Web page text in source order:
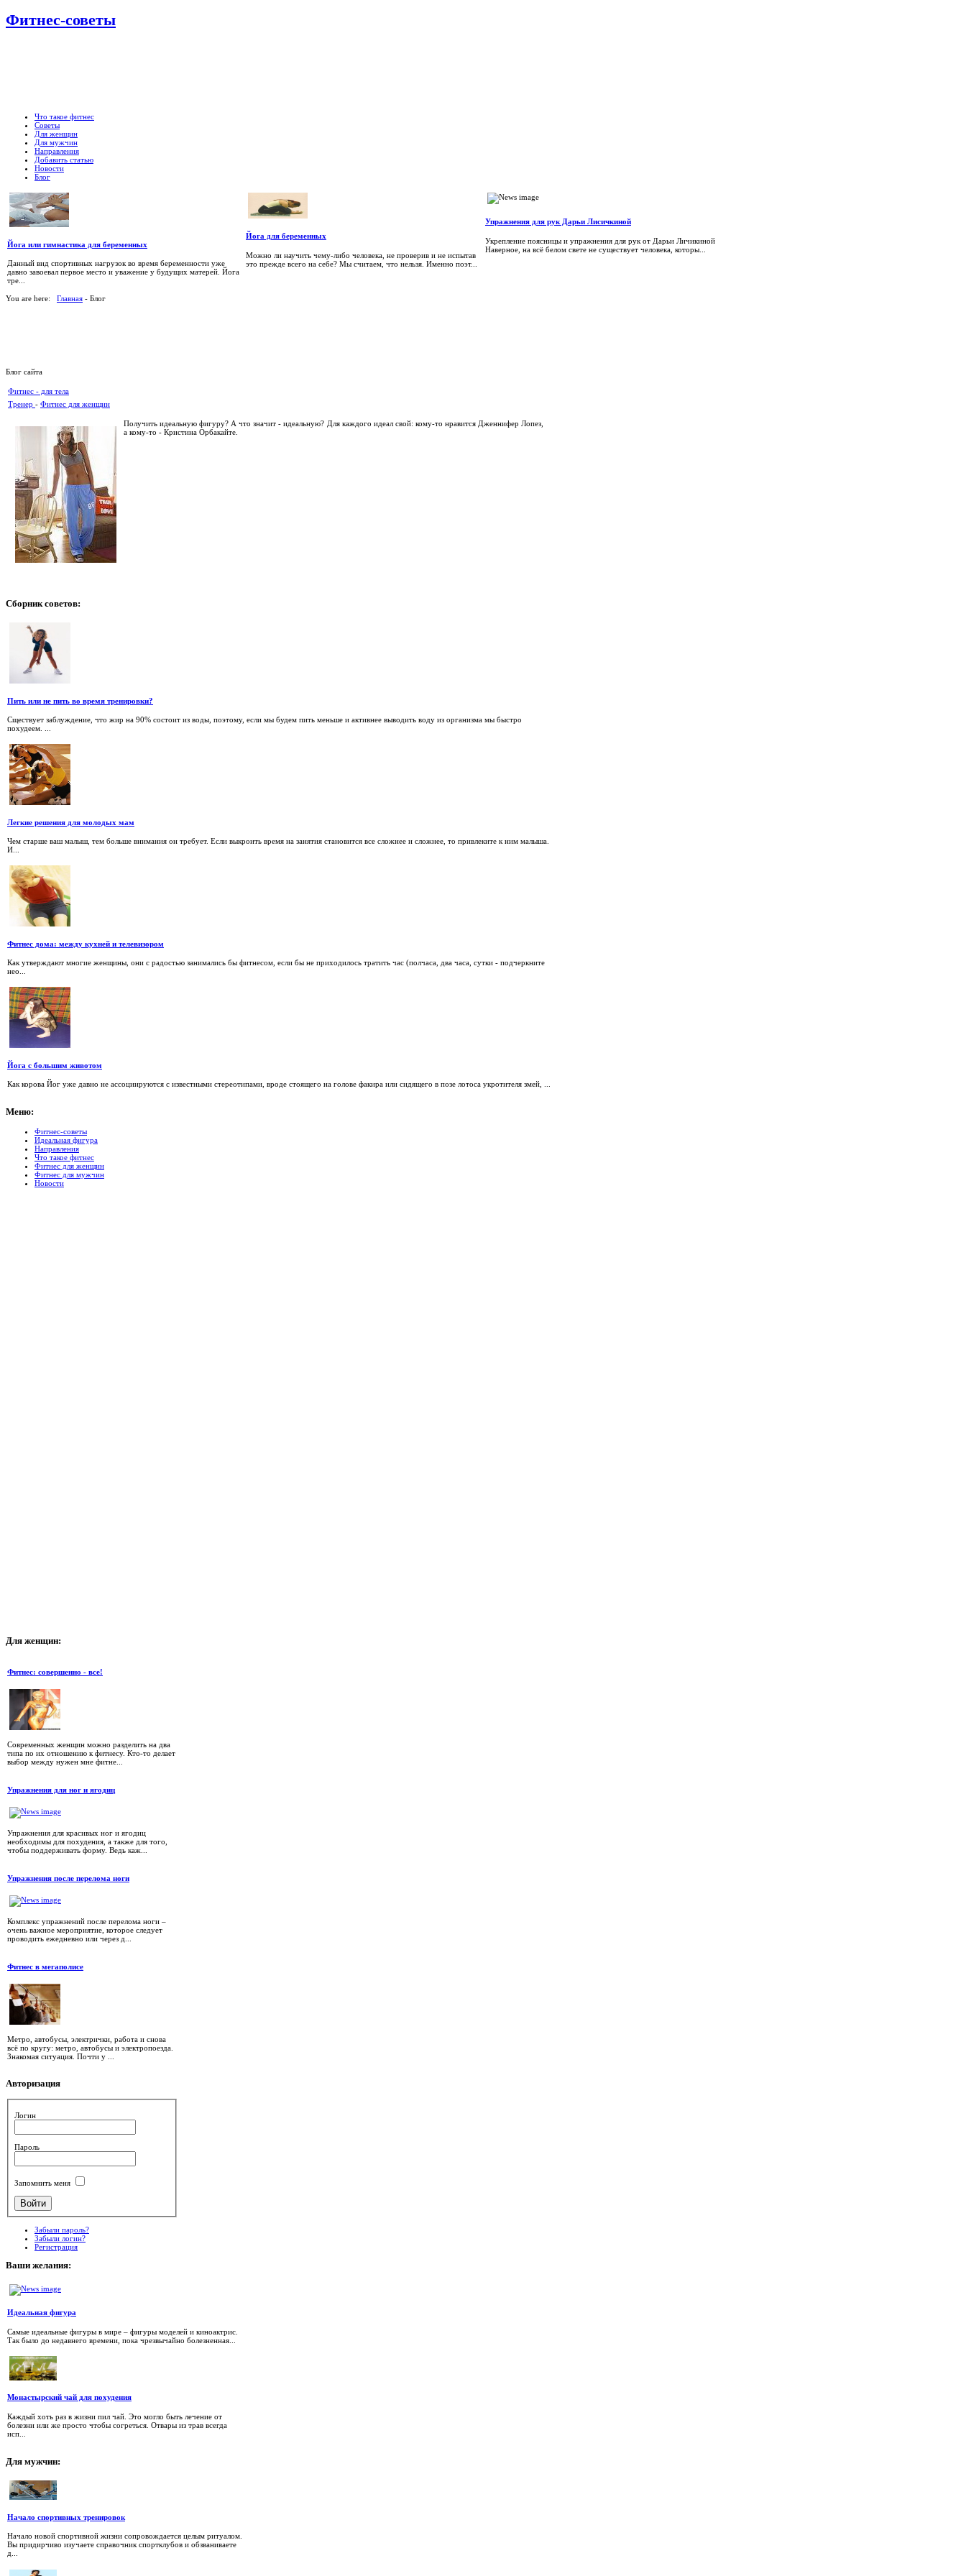
Фитнес-советы
Что такое фитнес
Советы
Для женщин
Для мужчин
Направления
Добавить статью
Новости
Блог
Йога или гимнастика для беременных
Данный вид спортивных нагрузок во время беременности уже
давно завоевал первое место и уважение у будущих матерей. Йога
тре...
Йога для беременных
Можно ли научить чему-либо человека, не проверив и не испытав
это прежде всего на себе? Мы считаем, что нельзя. Именно поэт...
Упражнения для рук Дарьи Лисичкиной
Укрепление поясницы и упражнения для рук от Дарьи Личикиной
Наверное, на всё белом свете не существует человека, которы...
You are here: Главная - Блог
Блог сайта
Фитнес - для тела
Тренер - Фитнес для женщин
Получить идеальную фигуру? А что значит - идеальную? Для каждого идеал свой: кому-то нравится Дженнифер Лопез,
а кому-то - Кристина Орбакайте.
Сборниксоветов:
Пить или не пить во время тренировки?
Сществует заблуждение, что жир на 90% состоит из воды, поэтому, если мы будем пить меньше и активнее выводить воду из организма мы быстро
похудеем. ...
Легкие решения для молодых мам
Чем старше ваш малыш, тем больше внимания он требует. Если выкроить время на занятия становится все сложнее и сложнее, то привлеките к ним малыша.
И...
Фитнес дома: между кухней и телевизором
Как утверждают многие женщины, они с радостью занимались бы фитнесом, если бы не приходилось тратить час (полчаса, два часа, сутки - подчеркните
нео...
Йога с большим животом
Как корова Йог уже давно не ассоциируются с известными стереотипами, вроде стоящего на голове факира или сидящего в позе лотоса укротителя змей, ...
Меню:
Фитнес-советы
Идеальная фигура
Направления
Что такое фитнес
Фитнес для женщин
Фитнес для мужчин
Новости
Для женщин:
Фитнес: совершенно - все!
Современных женщин можно разделить на два
типа по их отношению к фитнесу. Кто-то делает
выбор между нужен мне фитне...
Упражнения для ног и ягодиц
Упражнения для красивых ног и ягодиц
необходимы для похудения, а также для того,
чтобы поддерживать форму. Ведь каж...
Упражнения после перелома ноги
Комплекс упражнений после перелома ноги –
очень важное мероприятие, которое следует
проводить ежедневно или через д...
Фитнес в мегаполисе
Метро, автобусы, электрички, работа и снова
всё по кругу: метро, автобусы и электропоезда.
Знакомая ситуация. Почти у ...
Авторизация
Логин
Пароль
Запомнить меня
Забыли пароль?
Забыли логин?
Регистрация
Ваши желания:
Идеальная фигура
Самые идеальные фигуры в мире – фигуры моделей и киноактрис.
Так было до недавнего времени, пока чрезвычайно болезненная...
Монастырский чай для похудения
Каждый хоть раз в жизни пил чай. Это могло быть лечение от
болезни или же просто чтобы согреться. Отвары из трав всегда
исп...
Для мужчин:
Начало спортивных тренировок
Начало новой спортивной жизни сопровождается целым ритуалом.
Вы придирчиво изучаете справочник спортклубов и обзваниваете
д...